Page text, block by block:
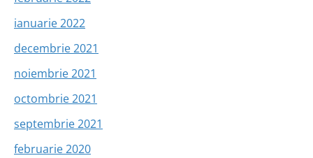
ianuarie 2022
decembrie 2021
noiembrie 2021
octombrie 2021
septembrie 2021
februarie 2020